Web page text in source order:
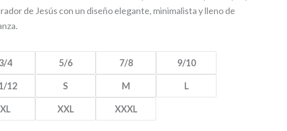
de Jesús con un diseño elegante, minimalista y lleno de
4 5/6 7/8 9/10
12 S M L
XL XXL XXXL